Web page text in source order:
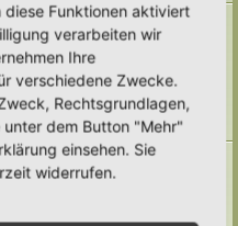
Themen, Sumpfzonen, Wasserzonen,
Areale, usw.
, Teiche & Wasserstellen
, Totholz, Käferkeller,
,
Archiv
in einem Hortus betrifft. Frage,
Funktionen aktiviert
verarbeiten wir
Ihre
verschiedene Zwecke.
Rechtsgrundlagen,
dem Button "Mehr"
einsehen. Sie
widerrufen.